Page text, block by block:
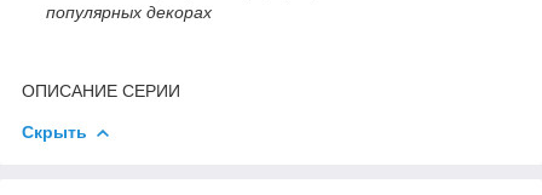
популярных декорах
ОПИСАНИЕ СЕРИИ
Скрыть